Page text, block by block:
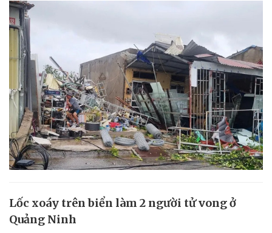
Lốc xoáy trên biển làm 2 người tử vong ở
Quảng Ninh